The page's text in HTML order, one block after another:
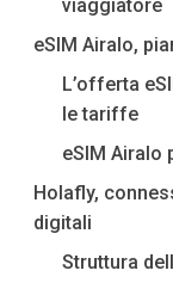
viaggiatore
eSIM Airalo,
L’offerta
le tariffe
eSIM Airalo
Holafly,
digitali
Struttura